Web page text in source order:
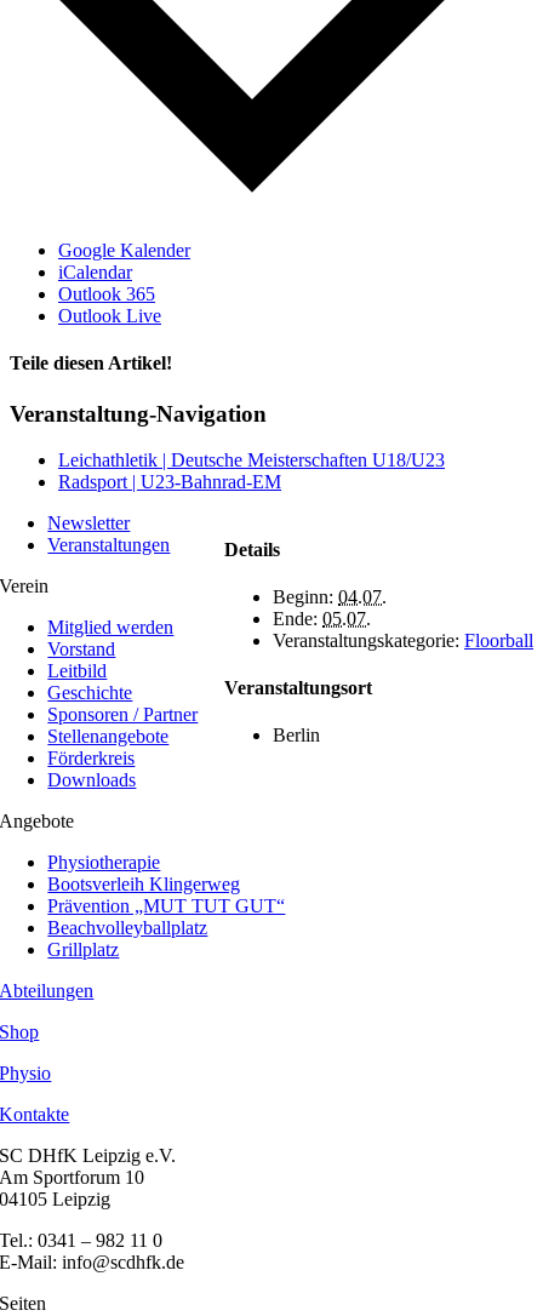
Google Kalender
iCalendar
Outlook 365
Outlook Live
Teile diesen Artikel!
Facebook
X
WhatsApp
Telegram
Veranstaltung-Navigation
Leichathletik | Deutsche Meisterschaften U18/U23
Radsport | U23-Bahnrad-EM
Details
Beginn: 04.07.
Ende: 05.07.
Veranstaltungskategorie: Floorball
Veranstaltungsort
Berlin
Newsletter
Veranstaltungen
Verein
Mitglied werden
Vorstand
Leitbild
Geschichte
Sponsoren / Partner
Stellenangebote
Förderkreis
Downloads
Angebote
Physiotherapie
Bootsverleih Klingerweg
Prävention „MUT TUT GUT“
Beachvolleyballplatz
Grillplatz
Abteilungen
Shop
Physio
Kontakte
SC DHfK Leipzig e.V.
Am Sportforum 10
04105 Leipzig
Tel.: 0341 – 982 11 0
E-Mail: info@scdhfk.de
Seiten